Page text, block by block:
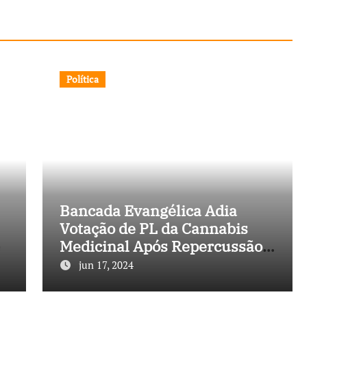
Política
Bancada Evangélica Adia
Votação de PL da Cannabis
Medicinal Após Repercussão
Negativa
jun 17, 2024